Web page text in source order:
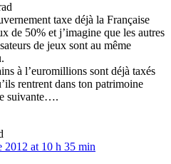
taxe déjà la Française
de 50% et j’imagine que les autres
de jeux sont au même
à l’euromillions sont déjà taxés
rentrent dans ton patrimoine
suivante….
2012 at 10 h 35 min